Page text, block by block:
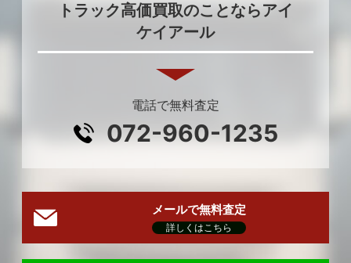
トラック高価買取のことならアイ
ケイアール
電話で無料査定
072-960-1235
メールで無料査定
詳しくはこちら